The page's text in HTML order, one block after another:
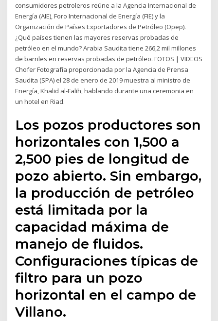
consumidores petroleros reúne a la Agencia Internacional de
Energía (AIE), Foro Internacional de Energía (FIE) y la
Organización de Países Exportadores de Petróleo (Opep).
¿Qué países tienen las mayores reservas probadas de
petróleo en el mundo? Arabia Saudita tiene 266,2 mil millones
de barriles en reservas probadas de petróleo. FOTOS | VIDEOS
Chofer Fotografía proporcionada por la Agencia de Prensa
Saudita (SPA) el 28 de enero de 2019 muestra al ministro de
Energía, Khalid al-Falih, hablando durante una ceremonia en
un hotel en Riad.
Los pozos productores son
horizontales con 1,500 a
2,500 pies de longitud de
pozo abierto. Sin embargo,
la producción de petróleo
está limitada por la
capacidad máxima de
manejo de fluidos.
Configuraciones típicas de
filtro para un pozo
horizontal en el campo de
Villano.